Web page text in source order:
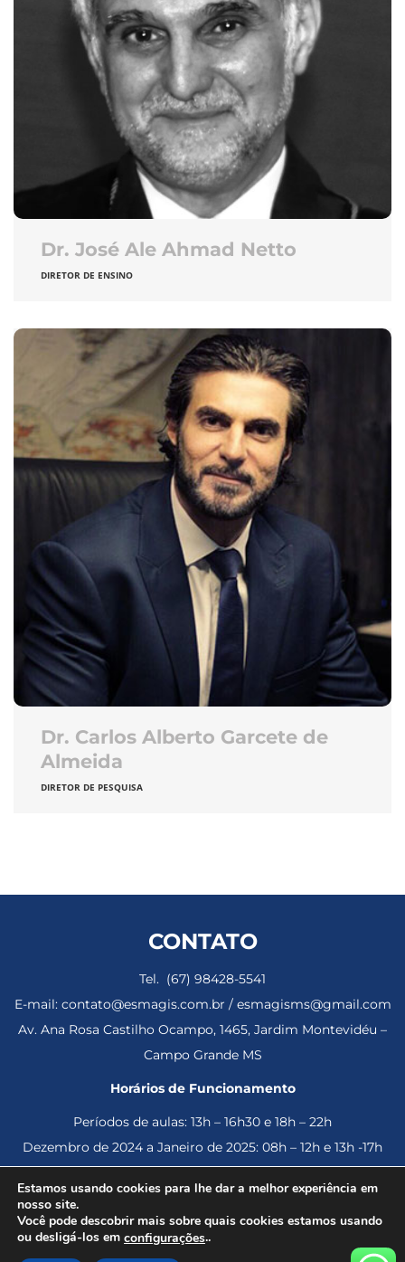
Dr. José Ale Ahmad Netto
DIRETOR DE ENSINO
Dr. Carlos Alberto Garcete de
Almeida
DIRETOR DE PESQUISA
CONTATO
Tel. (67) 98428-5541
E-mail: contato@esmagis.com.br / esmagisms@gmail.com
Av. Ana Rosa Castilho Ocampo, 1465, Jardim Montevidéu –
Campo Grande MS
Horários de Funcionamento
Períodos de aulas: 13h – 16h30 e 18h – 22h
Dezembro de 2024 a Janeiro de 2025: 08h – 12h e 13h -17h
© 2023 Esmagis – Escola da Magistratura de Mato Grosso do
Estamos usando cookies para lhe dar a melhor experiência em
nosso site.
Você pode descobrir mais sobre quais cookies estamos usando
ou desligá-los em configurações..